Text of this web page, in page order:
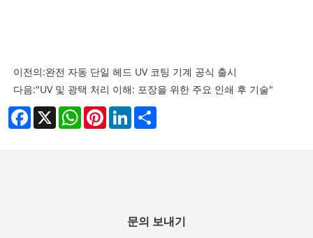
이전의:완전 자동 단일 헤드 UV 코팅 기계 공식 출시
다음:"UV 및 광택 처리 이해: 포장을 위한 주요 인쇄 후 기술"
Facebook
X WhatsAppPinterestLinkedIn
문의 보내기